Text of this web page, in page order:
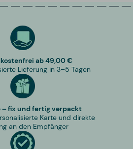
ab 49,00 €
Lieferung in 3–5 Tagen
– fix und fertig verpackt
Karte und direkte
an den Empfänger